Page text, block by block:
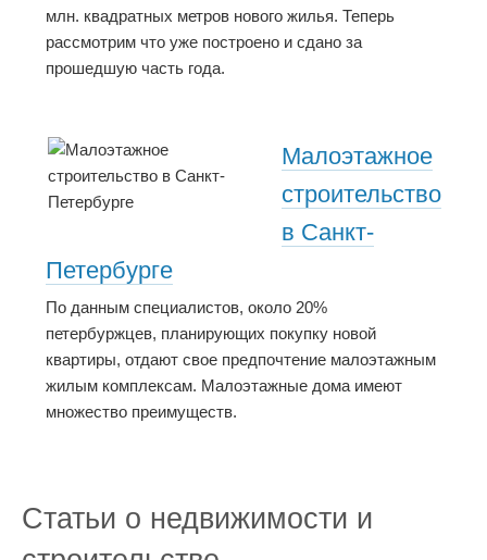
млн. квадратных метров нового жилья. Теперь
рассмотрим что уже построено и сдано за
прошедшую часть года.
Малоэтажное
строительство
в Санкт-
Петербурге
По данным специалистов, около 20%
петербуржцев, планирующих покупку новой
квартиры, отдают свое предпочтение малоэтажным
жилым комплексам. Малоэтажные дома имеют
множество преимуществ.
Статьи о недвижимости и